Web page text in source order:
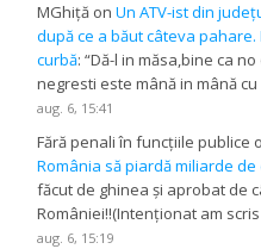
MGhiță onUn ATV-ist din
după ce a băut câteva
curbă: “Dă-l in măsa,bine ca
negresti este mână in mână
aug. 6, 15:41
Fără penali în funcțiile publice
România să piardă miliarde de
făcut de ghinea și aprobat de
României!!(Intenționat am
aug. 6, 15:19